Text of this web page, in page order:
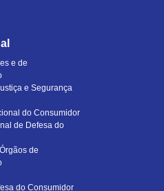
e de
e Segurança
do Consumidor
de Defesa do
de
do Consumidor